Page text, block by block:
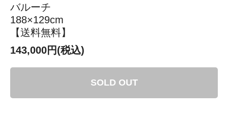
バルーチ
188×129cm
【送料無料】
143,000円(税込)
SOLD OUT